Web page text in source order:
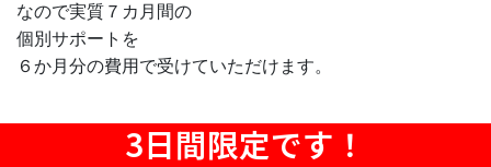
なので実質７カ月間の
個別サポートを
６か月分の費用で受けていただけます。
3日間限定です！